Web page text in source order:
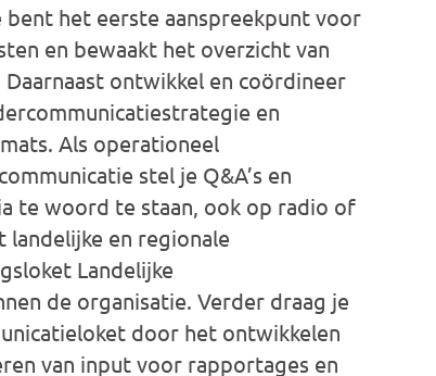
het eerste aanspreekpunt voor
en bewaakt het overzicht van
ontwikkel en coördineer
en
Als operationeel
stel je Q&A’s en
te woord te staan, ook op radio of
landelijke en regionale
Landelijke
de organisatie. Verder draag je
door het ontwikkelen
van input voor rapportages en